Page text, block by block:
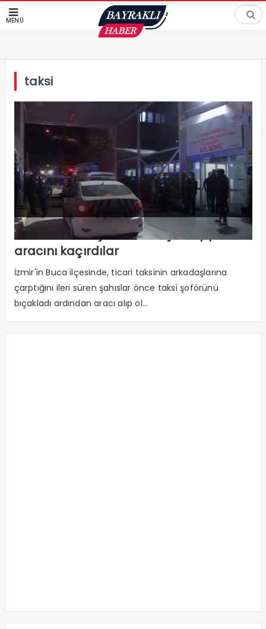
MENÜ
taksi
İzmir’de taksi şoförünü bıçaklayıp
aracını kaçırdılar
İzmir'in Buca ilçesinde, ticari taksinin arkadaşlarına
çarptığını ileri süren şahıslar önce taksi şoförünü
bıçakladı ardından aracı alıp ol...